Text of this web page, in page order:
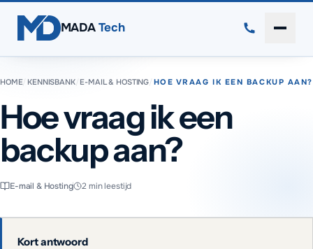
MADA Tech
HOME/ KENNISBANK/ E-MAIL & HOSTING/ HOE VRAAG IK EEN BACKUP AAN?
Hoe vraag ik een
backup aan?
E-mail & Hosting 2min leestijd
Kort antwoord